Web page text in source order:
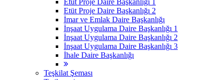
Etüt Proje Daire Başkanlığı 2
İmar ve Emlak Daire Başkanlığı
İnşaat Uygulama Daire Başkanlığı 1
İnşaat Uygulama Daire Başkanlığı 2
İnşaat Uygulama Daire Başkanlığı 3
İhale Daire Başkanlığı
Teşkilat Şeması